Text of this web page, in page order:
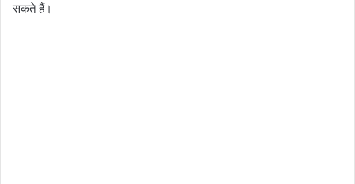
सकते हैं।